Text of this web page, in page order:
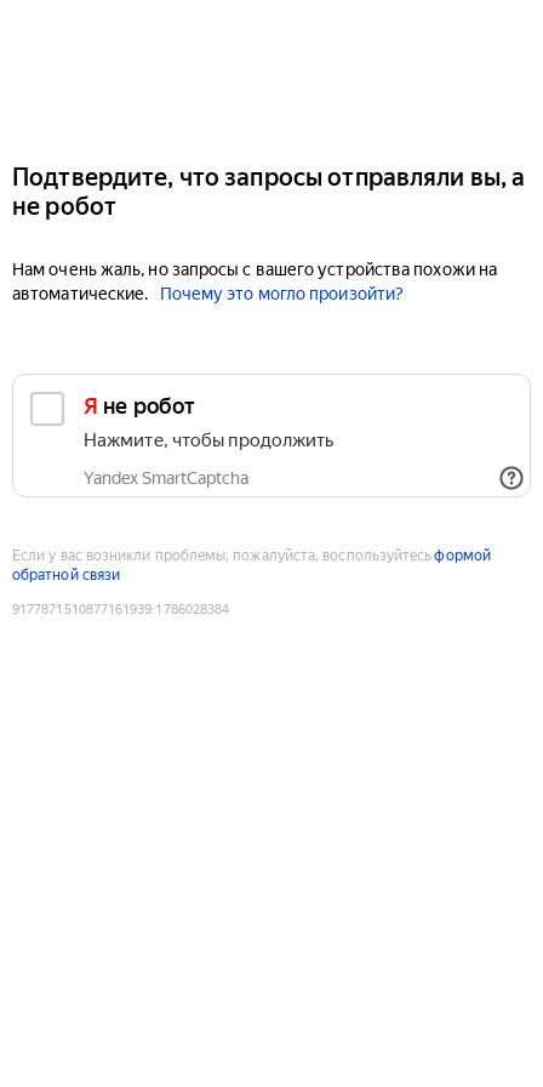
Подтвердите, что запросы отправляли вы, а
не робот
Нам очень жаль, но запросы с вашего устройства похожи на
автоматические.
Почему это могло произойти?
Я не робот
Нажмите, чтобы продолжить
Yandex SmartCaptcha
Если у вас возникли проблемы, пожалуйста, воспользуйтесьформой
обратной связи
9177871510877161939:1786028384